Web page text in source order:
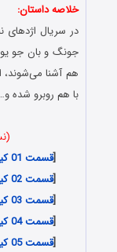
خلاصه داستان:
جونگ و بان جو
با هم روبرو شده
[قسمت 01 کیفیت 1080p
[قسمت 02 کیفیت 1080p
[قسمت 03 کیفیت 1080p
[قسمت 04 کیفیت 1080p
[قسمت 05 کیفیت 1080p